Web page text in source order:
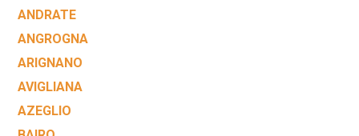
ANDRATE
ANGROGNA
ARIGNANO
AVIGLIANA
AZEGLIO